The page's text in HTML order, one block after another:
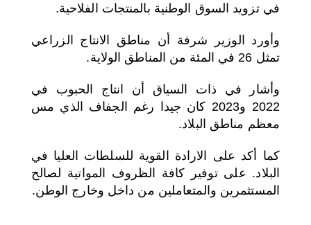
في تزويد السوق الوطنية بالمنتجات الفلاحية.
وأورد الوزير شرفة أن مناطق الانتاج الزراعي
تمثل 26 في المئة من المناطق الولاية.
وأشار في ذات السياق أن انتاج الحبوب في
2022 و2023 كان جيدا رغم الجفاف الذي مس
معظم مناطق البلاد.
كما أكد على الارادة القوية للسلطات العليا في
البلاد. على توفير كافة الظروف المواتية لصالح
المستثمرين والمتعاملين من داخل وخارج الوطن.